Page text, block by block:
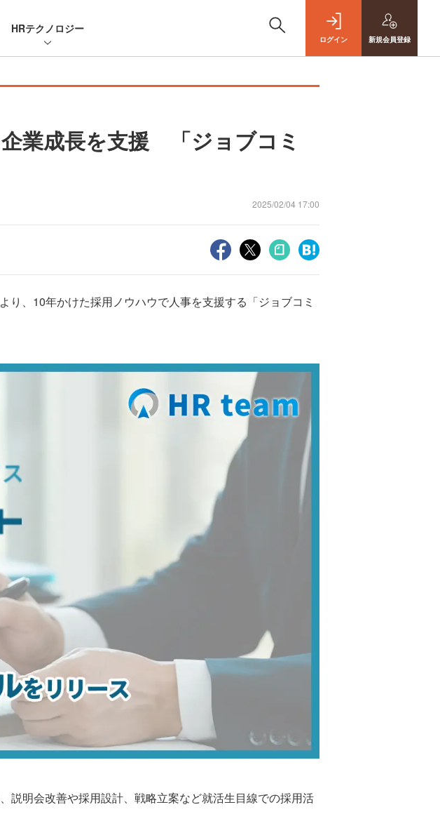
HRテクノロジー
ログイン 新規会員登録
業成長を支援 「ジョブコミ
2025/02/04 17:00
、10年かけた採用ノウハウで人事を支援する「ジョブコミ
明会改善や採用設計、戦略立案など就活生目線での採用活